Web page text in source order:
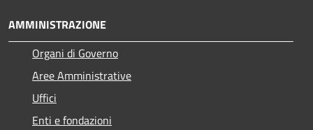
AMMINISTRAZIONE
Organi di Governo
Aree Amministrative
Uffici
Enti e fondazioni